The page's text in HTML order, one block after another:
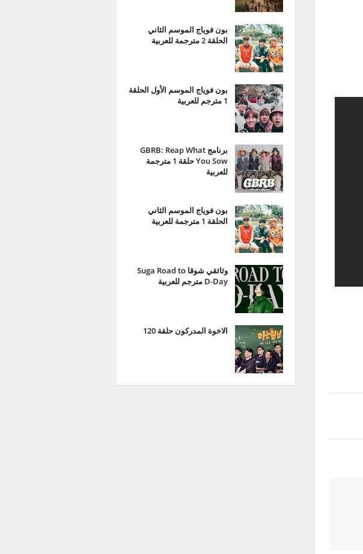
بون فوياج الموسم الثاني
الحلقة 2 مترجمة للعربية
بون فوياج الموسم الأول الحلقة
1 مترجم للعربية
برنامج GBRB: Reap What
You Sow حلقة 1 مترجمة
للعربية
بون فوياج الموسم الثاني
الحلقة 1 مترجمة للعربية
وثائقي شوقا Suga Road to
D-Day مترجم للعربية
الاخوة المدركون حلقة 120